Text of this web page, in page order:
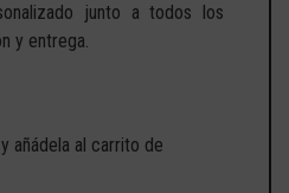
junto a todos los
y entrega.
añádela al carrito de